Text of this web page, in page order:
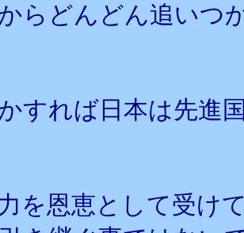
らどんどん追いつ
すれば日本は先進
を恩恵として受け